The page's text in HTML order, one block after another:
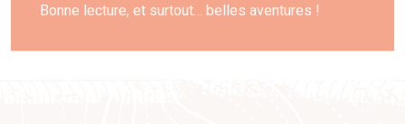
Bonne lecture, et surtout… belles aventures !